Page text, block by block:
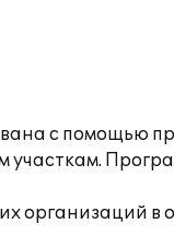
с помощью
участкам.
организаций